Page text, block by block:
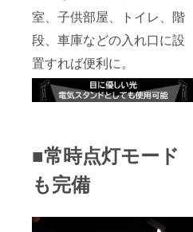
室、子供部屋、トイレ、階
段、車庫などの入れ口に設
置すれば便利に。
■常時点灯モード
も完備